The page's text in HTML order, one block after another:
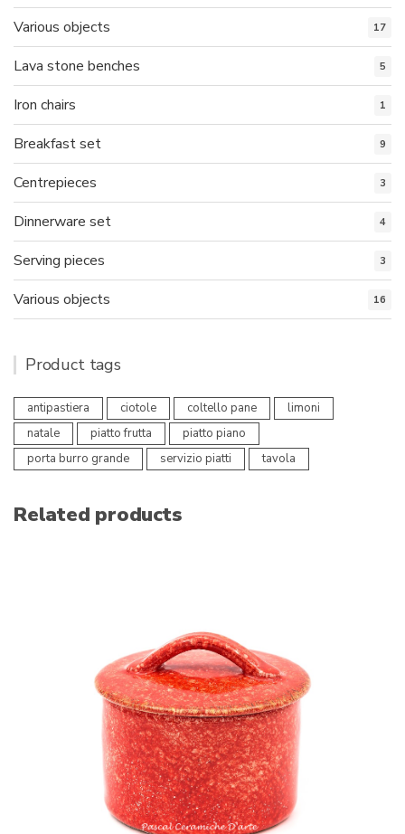
Various objects 17
Lava stone benches 5
Iron chairs 1
Breakfast set 9
Centrepieces 3
Dinnerware set 4
Serving pieces 3
Various objects 16
Product tags
antipastiera ciotole coltello pane
limoni
natale
piatto frutta
piatto piano
porta burro grande
servizio piatti tavola
Related products